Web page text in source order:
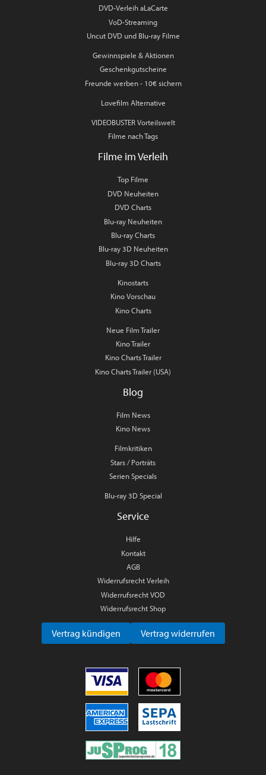
DVD-Verleih aLaCarte
VoD-Streaming
Uncut DVD und Blu-ray Filme
Gewinnspiele & Aktionen
Geschenkgutscheine
Freunde werben - 10€ sichern
Lovefilm Alternative
VIDEOBUSTER Vorteilswelt
Filme nach Tags
Filme im Verleih
Top Filme
DVD Neuheiten
DVD Charts
Blu-ray Neuheiten
Blu-ray Charts
Blu-ray 3D Neuheiten
Blu-ray 3D Charts
Kinostarts
Kino Vorschau
Kino Charts
Neue Film Trailer
Kino Trailer
Kino Charts Trailer
Kino Charts Trailer (USA)
Blog
Film News
Kino News
Filmkritiken
Stars / Porträts
Serien Specials
Blu-ray 3D Special
Service
Hilfe
Kontakt
AGB
Widerrufsrecht Verleih
Widerrufsrecht VOD
Widerrufsrecht Shop
Vertrag kündigen Vertrag widerrufen